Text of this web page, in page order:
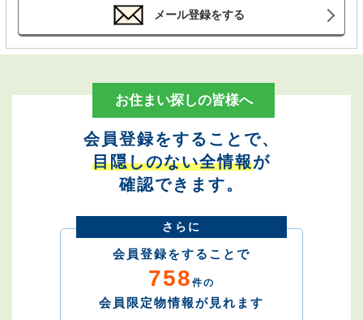
メール登録をする
お住まい探しの皆様へ
会員登録をすることで、
目隠しのない全情報が
確認できます。
さらに
会員登録をすることで
758 件の
会員限定物情報が見れます